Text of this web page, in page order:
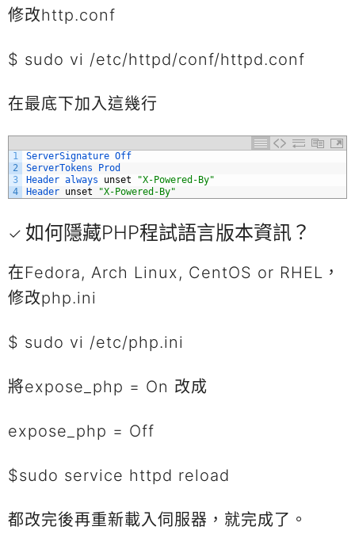
修改http.conf
$ sudo vi /etc/httpd/conf/httpd.conf
在最底下加入這幾行
1
2
3
4
ServerSignature Off
ServerTokens Prod
Header always unset
"X-Powered-By"
Header unset "X-Powered-By"
如何隱藏PHP程試語言版本資訊？
在Fedora, Arch Linux, CentOS or RHEL，
修改php.ini
$ sudo vi /etc/php.ini
將expose_php = On 改成
expose_php = Off
$sudo service httpd reload
都改完後再重新載入伺服器，就完成了。